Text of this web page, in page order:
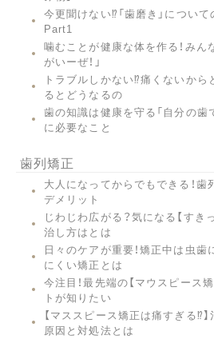
今更聞けない⁉︎「歯磨き」につい
Part1
噛むことが健康な体を作る！みん
がいーぜ！」
トラブルしかない⁉︎痛くないか
るとどうなるの
歯の知識は健康を守る「自分の歯
に必要なこと
歯列矯正
大人になってからでもできる！歯
デメリット
じわじわ広がる？気になる【すき
治し方はとは
日々のケアが重要！矯正中は虫歯
にくい矯正とは
今注目！最先端の【マウスピース
トが知りたい
【マススピース矯正は痛すぎる⁉︎
原因と対処法とは